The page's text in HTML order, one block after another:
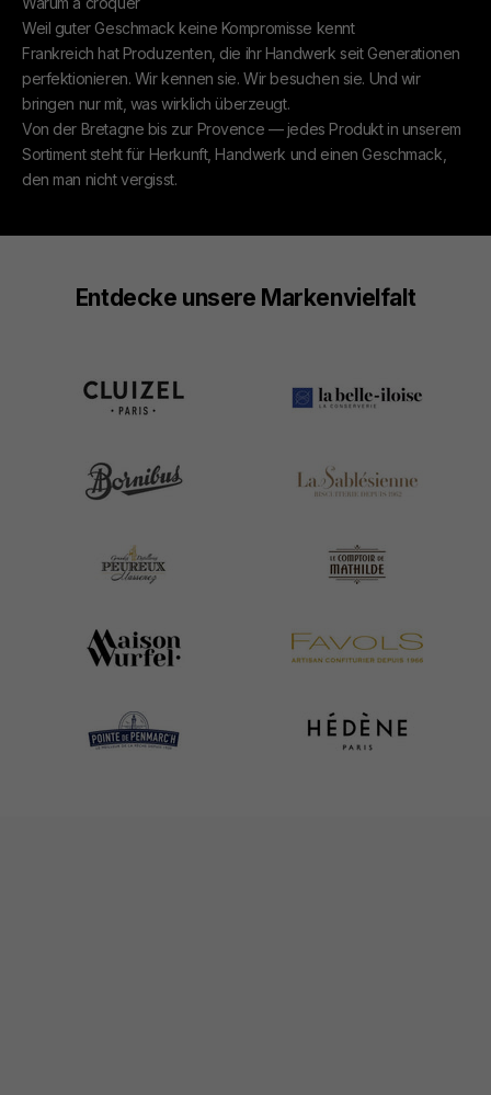
Weil guter Geschmack keine Kompromisse kennt
Frankreich hat Produzenten, die ihr Handwerk seit Generationen
perfektionieren. Wir kennen sie. Wir besuchen sie. Und wir
bringen nur mit, was wirklich überzeugt.
Von der Bretagne bis zur Provence — jedes Produkt in unserem
Sortiment steht für Herkunft, Handwerk und einen Geschmack,
den man nicht vergisst.
Entdecke unsere Markenvielfalt